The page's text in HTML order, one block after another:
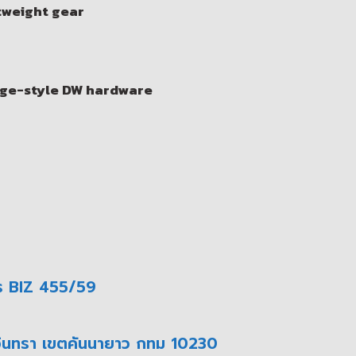
gear
style DW hardware
BIZ 455/59
ทรา เขตคันนายาว กทม 10230